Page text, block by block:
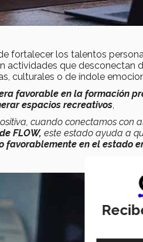
fortalecer los talentos
actividades que desconectan
culturales o de índole
favorable en la formación
espacios recreativos,
cuando conectamos
FLOW, este estado ayuda a
favorablemente en el estado